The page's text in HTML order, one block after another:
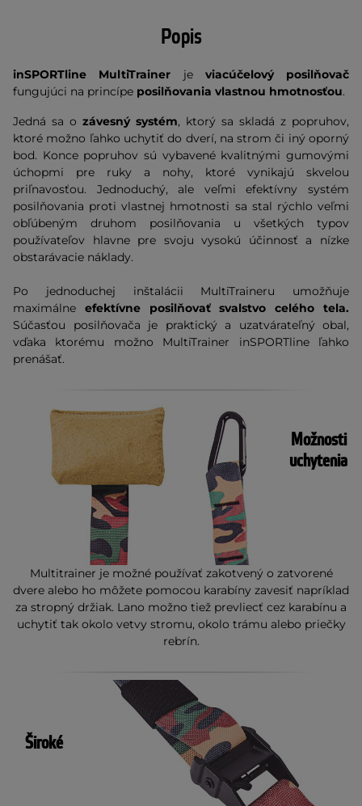
Popis
inSPORTline MultiTrainer je viacúčelový posilňovač
fungujúci na princípe posilňovania vlastnou hmotnosťou.
Jedná sa o závesný systém, ktorý sa skladá z popruhov,
ktoré možno ľahko uchytiť do dverí, na strom či iný oporný
bod. Konce popruhov sú vybavené kvalitnými gumovými
úchopmi pre ruky a nohy, ktoré vynikajú skvelou
priľnavosťou. Jednoduchý, ale veľmi efektívny systém
posilňovania proti vlastnej hmotnosti sa stal rýchlo veľmi
obľúbeným druhom posilňovania u všetkých typov
používateľov hlavne pre svoju vysokú účinnosť a nízke
obstarávacie náklady.
Po jednoduchej inštalácii MultiTraineru umožňuje
maximálne efektívne posilňovať svalstvo celého tela.
Súčasťou posilňovača je praktický a uzatvárateľný obal,
vďaka ktorému možno MultiTrainer inSPORTline ľahko
prenášať.
Možnosti
uchytenia
Multitrainer je možné používať zakotvený o zatvorené
dvere alebo ho môžete pomocou karabíny zavesiť napríklad
za stropný držiak. Lano možno tiež prevliecť cez karabínu a
uchytiť tak okolo vetvy stromu, okolo trámu alebo priečky
rebrín.
Široké